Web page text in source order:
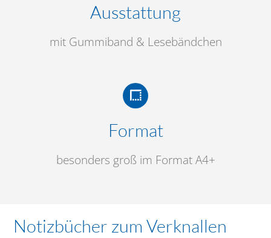
Ausstattung
mit Gummiband & Lesebändchen
Format
besonders groß im Format A4+
Notizbücher zum Verknallen